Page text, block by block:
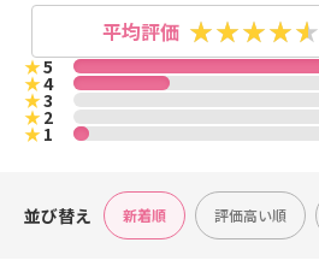
平均評価
★5
★4
★3
★2
★1
並び替え 新着順 評価高い順